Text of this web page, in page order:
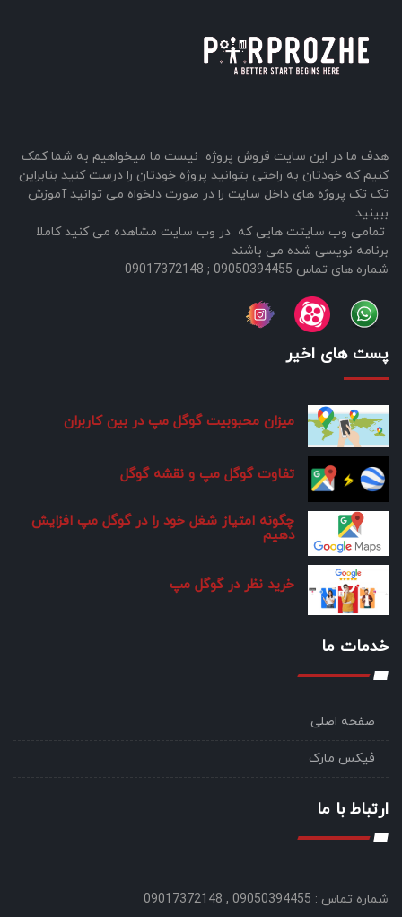
هدف ما در این سایت فروش پروژه نیست ما میخواهیم به شما کمک
کنیم که خودتان به راحتی بتوانید پروژه خودتان را درست کنید بنابراین
تک تک پروژه های داخل سایت را در صورت دلخواه می توانید آموزش
ببینید
تمامی وب سایتت هایی که در وب سایت مشاهده می کنید کاملا
برنامه نویسی شده می باشند
شماره های تماس 09050394455 ; 09017372148
پست های اخیر
میزان محبوبیت گوگل مپ در بین کاربران
تفاوت گوگل مپ و نقشه گوگل
چگونه امتیاز شغل خود را در گوگل مپ افزایش
دهیم
خرید نظر در گوگل مپ
خدمات ما
صفحه اصلی
فیکس مارک
ارتباط با ما
شماره تماس : 09050394455 , 09017372148